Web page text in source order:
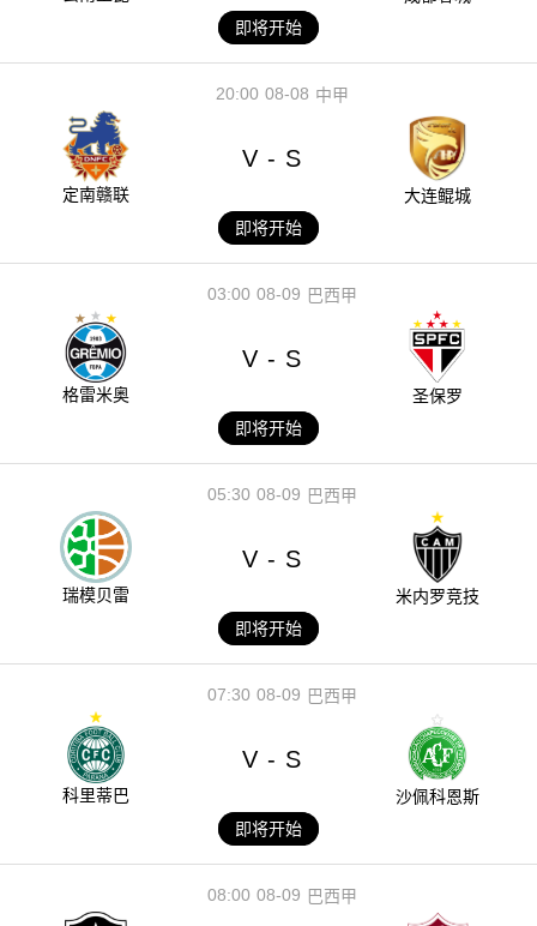
即将开始
08-08
20:00 中甲
定南赣联
V - S
大连鲲城
即将开始
08-09
03:00 巴西甲
格雷米奥
V - S
圣保罗
即将开始
08-09
05:30 巴西甲
瑞模贝雷
V - S
米内罗竞技
即将开始
08-09
07:30 巴西甲
科里蒂巴
V - S
沙佩科恩斯
即将开始
08-09
08:00 巴西甲